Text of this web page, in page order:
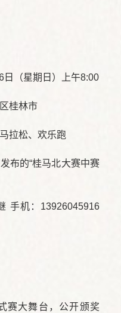
日（星期日）上午8:00
桂林市
拉松、欢乐跑
布的“桂马北大赛中赛
手机：13926045916
赛大舞台，公开颁奖